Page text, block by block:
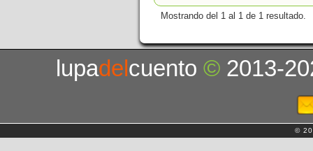
Mostrando del 1 al 1 de 1 resultado.
lupadelcuento© 2013-
©